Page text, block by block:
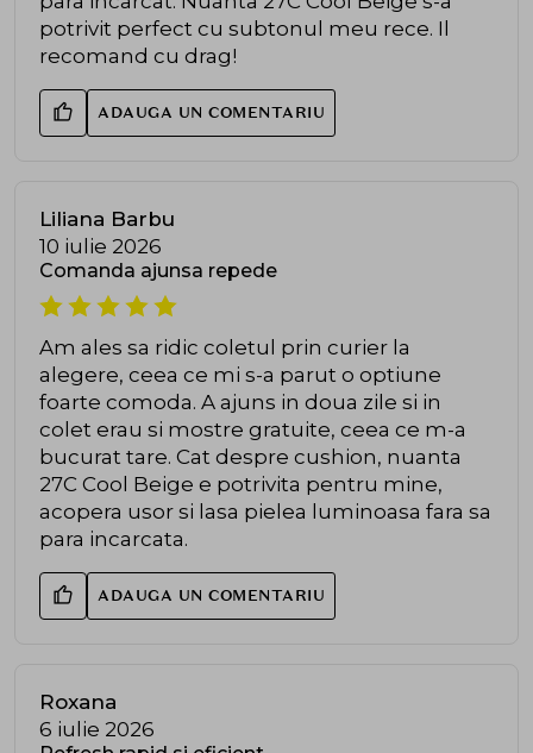
potrivit perfect cu subtonul meu rece. Il
recomand cu drag!
ADAUGA UN COMENTARIU
Liliana Barbu
10 iulie 2026
Comanda ajunsa repede
Am ales sa ridic coletul prin curier la
alegere, ceea ce mi s-a parut o optiune
foarte comoda. A ajuns in doua zile si in
colet erau si mostre gratuite, ceea ce m-a
bucurat tare. Cat despre cushion, nuanta
27C Cool Beige e potrivita pentru mine,
acopera usor si lasa pielea luminoasa fara sa
para incarcata.
ADAUGA UN COMENTARIU
Roxana
6 iulie 2026